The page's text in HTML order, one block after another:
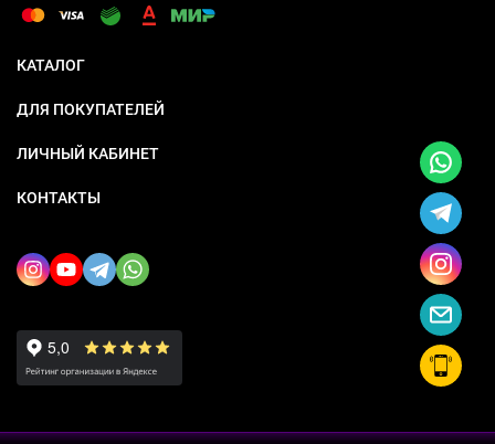
КАТАЛОГ
ДЛЯ ПОКУПАТЕЛЕЙ
ЛИЧНЫЙ КАБИНЕТ
КОНТАКТЫ